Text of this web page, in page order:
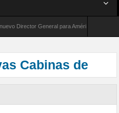
General para América Latina
Cabinas de